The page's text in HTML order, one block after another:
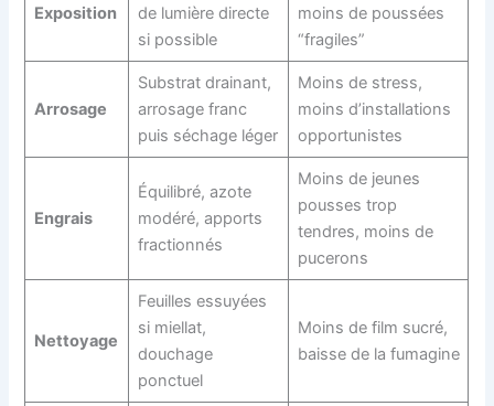
Exposition
de lumière directe
si possible
moins de poussées
“fragiles”
Arrosage
Substrat drainant,
arrosage franc
puis séchage léger
Moins de stress,
moins d’installations
opportunistes
Engrais
Équilibré, azote
modéré, apports
fractionnés
Moins de jeunes
pousses trop
tendres, moins de
pucerons
Nettoyage
Feuilles essuyées
si miellat,
douchage
ponctuel
Moins de film sucré,
baisse de la fumagine